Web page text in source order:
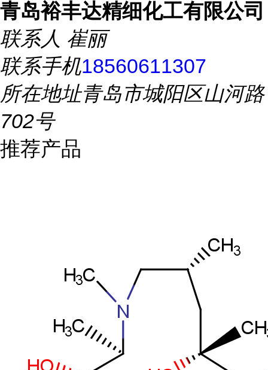
青岛裕丰达精细化工有限公司
联系人 崔丽
联系手机18560611307
所在地址青岛市城阳区山河路
702号
推荐产品